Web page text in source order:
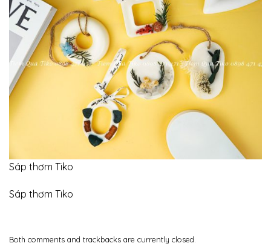
Sáp thơm Tiko
Sáp thơm Tiko
Both comments and trackbacks are currently closed.